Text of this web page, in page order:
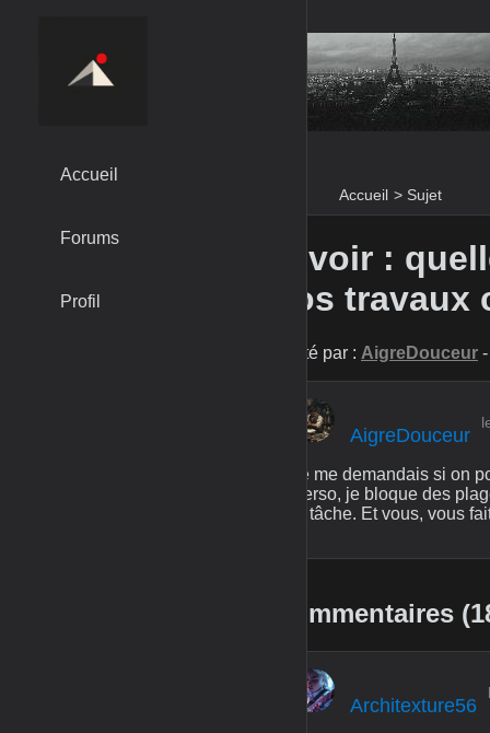
Accueil > Sujet
Accueil
Forums
Profil
À voir :
vos
Posté par : AigreDouceur
AigreDouceur
Je me demandais si on
Perso, je bloque des
la tâche. Et vous, vous
Commentaires
Architexture56